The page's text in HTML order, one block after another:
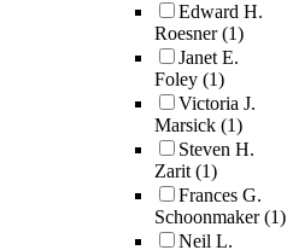
Edward H.
Roesner(1)
Janet E.
Foley (1)
Victoria J.
Marsick (1)
Steven H.
Zarit(1)
Frances G.
Schoonmaker(1)
Neil L.